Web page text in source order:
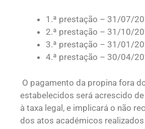
1.ª prestação – 31/07/
2.ª prestação – 31/10/
3.ª prestação – 31/01/
4.ª prestação – 30/04/
O pagamento da propina fora
estabelecidos será acrescido
à taxa legal, e implicará o não
dos atos académicos